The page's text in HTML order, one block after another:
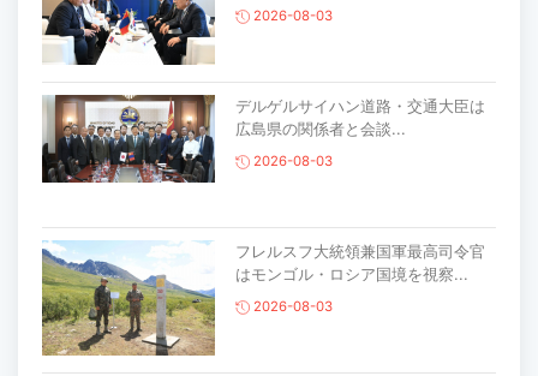
2026-08-03
デルゲルサイハン道路・交通大臣は
広島県の関係者と会談...
2026-08-03
フレルスフ大統領兼国軍最高司令官
はモンゴル・ロシア国境を視察...
2026-08-03